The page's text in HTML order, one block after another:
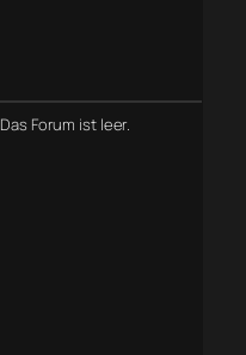
Das Forum ist leer.